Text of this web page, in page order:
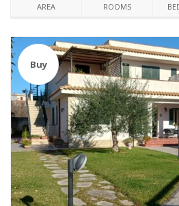
AREA ROOMS
Buy